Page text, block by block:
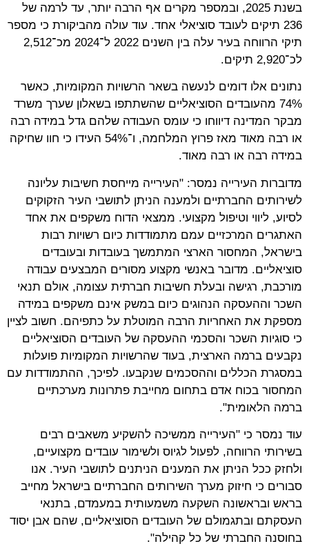
בשנת 2025, ובמספר מקרים אף הרבה יותר, עד לרמה של
236 תיקים לעובד סוציאלי אחד. עוד עולה מהביקורת כי מספר
תיקי הרווחה בעיר עלה בין השנים 2022 ל־2024 מכ־2,512
לכ־2,920 תיקים.
נתונים אלו דומים לנעשה בשאר הרשויות המקומיות, כאשר
74% מהעובדים הסוציאליים שהשתתפו בשאלון שערך משרד
מבקר המדינה דיווחו כי עומס העבודה שלהם גדל במידה רבה
או רבה מאוד מאז פרוץ המלחמה, ו־54% העידו כי חוו שחיקה
במידה רבה או רבה מאוד.
מדוברות העירייה נמסר: "העירייה מייחסת חשיבות עליונה
לשירותים החברתיים ולמענה הניתן לתושבי העיר הזקוקים
לסיוע, ליווי וטיפול מקצועי. ממצאי הדוח משקפים את אחד
האתגרים המרכזיים עמם מתמודדות כיום רשויות רבות
בישראל, המחסור הארצי המתמשך בעובדות ובעובדים
סוציאליים. מדובר באנשי מקצוע מסורים המבצעים עבודה
מורכבת, רגישה ובעלת חשיבות חברתית עצומה, אולם תנאי
השכר וההעסקה הנהוגים כיום במשק אינם משקפים במידה
מספקת את האחריות הרבה המוטלת על כתפיהם. חשוב לציין
כי סוגיות השכר והסכמי ההעסקה של העובדים הסוציאליים
נקבעים ברמה הארצית, בעוד שהרשויות המקומיות פועלות
במסגרת הכללים וההסכמים שנקבעו. לפיכך, ההתמודדות עם
המחסור בכוח אדם בתחום מחייבת פתרונות מערכתיים
ברמה הלאומית".
עוד נמסר כי "העירייה ממשיכה להשקיע משאבים רבים
בשירותי הרווחה, לפעול לגיוס ולשימור עובדים מקצועיים,
ולחזק ככל הניתן את המענים הניתנים לתושבי העיר. אנו
סבורים כי חיזוק מערך השירותים החברתיים בישראל מחייב
בראש ובראשונה השקעה משמעותית במעמדם, בתנאי
העסקתם ובתגמולם של העובדים הסוציאליים, שהם אבן יסוד
בחוסנה החברתי של כל קהילה".